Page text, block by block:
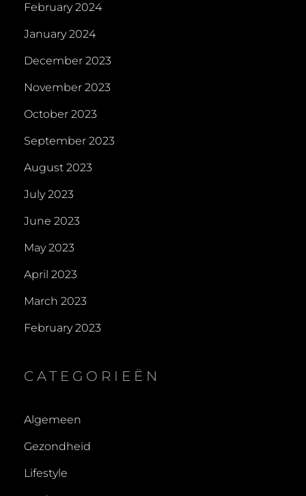
February 2024
January 2024
December 2023
November 2023
October 2023
September 2023
August 2023
July 2023
June 2023
May 2023
April 2023
March 2023
February 2023
CATEGORIEËN
Algemeen
Gezondheid
Lifestyle